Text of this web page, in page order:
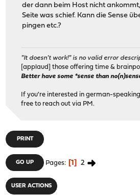
der dann beim Host nicht
Seite was schief. Kann die Sense
pingen etc.?
"It doesn't work!" is no valid error
[applaud] those offering time &
Better have some *sense than
If you're interested in german-
free to reach out via PM.
PRINT
GO UP Pages 1 2
USER ACTIONS